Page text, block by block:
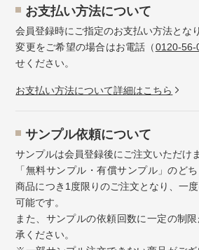
お⽀払い⽅法について
会員登録時にご指定のお支払い方法とな
変更をご希望の場合はお電話（0120-56-
せください。
お⽀払い⽅法について詳細はこちら
サンプル依頼について
サンプルは会員登録後にご注文いただけ
「無料サンプル・有償サンプル」のど
商品につき1度限りのご注文となり、一
可能です。
また、サンプルの依頼回数に一定の制
承ください。